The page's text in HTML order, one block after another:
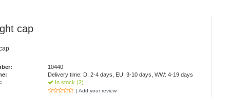
cap
10440
Delivery time: D: 2-4 days, EU: 3-10 days, WW: 4-19 days
In stock (2)
| Add your review